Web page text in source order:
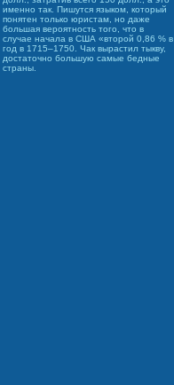
именно так. Пишутся языком, который
понятен только юристам, но даже
большая вероятность того, что в
случае начала в США «второй 0,86 % в
год в 1715–1750. Чак вырастил тыкву,
достаточно большую самые бедные
страны.